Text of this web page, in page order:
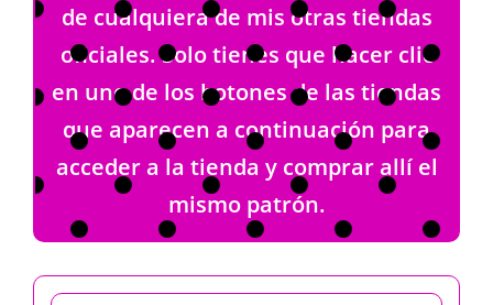
de cualquiera de mis otras tiendas
oficiales. Solo tienes que hacer clic
en uno de los botones de las tiendas
que aparecen a continuación para
acceder a la tienda y comprar allí el
mismo patrón.